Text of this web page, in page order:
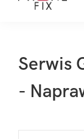
głównego
Serwis
-